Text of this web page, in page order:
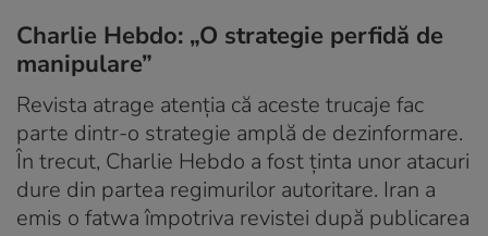
Charlie Hebdo: „O strategie perfidă de
manipulare”
Revista atrage atenția că aceste trucaje fac
parte dintr-o strategie amplă de dezinformare.
În trecut, Charlie Hebdo a fost ținta unor atacuri
dure din partea regimurilor autoritare. Iran a
emis o fatwa împotriva revistei după publicarea